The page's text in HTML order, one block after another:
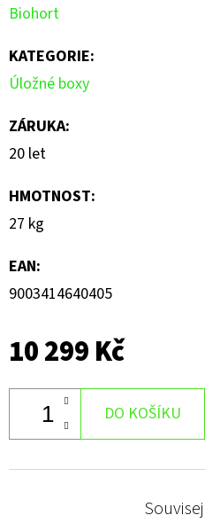
Biohort
KATEGORIE:
Úložné boxy
ZÁRUKA:
20 let
HMOTNOST:
27 kg
EAN:
9003414640405
10 299 Kč
DO KOŠÍKU